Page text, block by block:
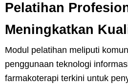
Pelatihan
Meningkatkan
Modul pelatihan meliputi
penggunaan teknologi
farmakoterapi terkini untuk